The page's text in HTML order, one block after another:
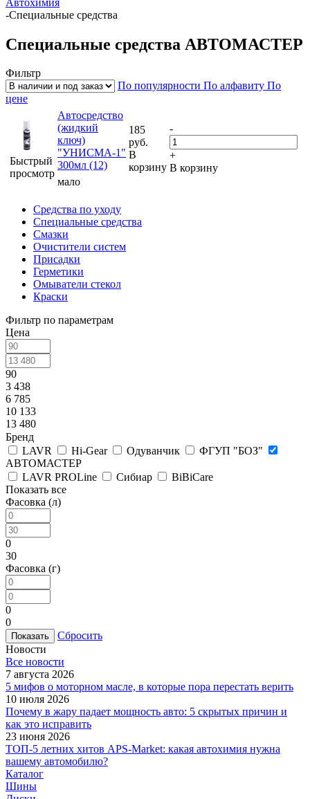
-Специальные средства
Специальные средства АВТОМАСТЕР
Фильтр
По популярности По алфавиту По
цене
Быстрый
просмотр
Автосредство
(жидкий
ключ)
"УНИСМА-1"
300мл (12)
мало
185
руб.
В
корзину
-
+
В корзину
Средства по уходу
Специальные средства
Смазки
Очистители систем
Присадки
Герметики
Омыватели стекол
Краски
Фильтр по параметрам
Цена
90
3 438
6 785
10 133
13 480
Бренд
LAVR
Hi-Gear Одуванчик
ФГУП "БОЗ"
АВТОМАСТЕР
LAVR PROLine
Сибиар
BiBiCare
Показать все
Фасовка (л)
0
30
Фасовка (г)
0
0
Сбросить
Новости
Все новости
7 августа 2026
5 мифов о моторном масле, в которые пора перестать верить
10 июля 2026
Почему в жару падает мощность авто: 5 скрытых причин и
как это исправить
23 июня 2026
ТОП-5 летних хитов APS-Market: какая автохимия нужна
вашему автомобилю?
Каталог
Шины